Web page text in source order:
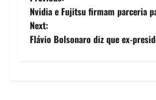
o
s
Nvidia e Fujitsu firmam parceria
Next:
Flávio Bolsonaro diz que ex-